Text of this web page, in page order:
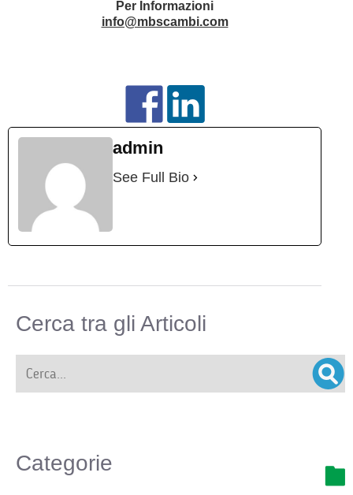
Per Informazioni
info@mbscambi.com
admin
See Full Bio
Cerca tra gli Articoli
Categorie